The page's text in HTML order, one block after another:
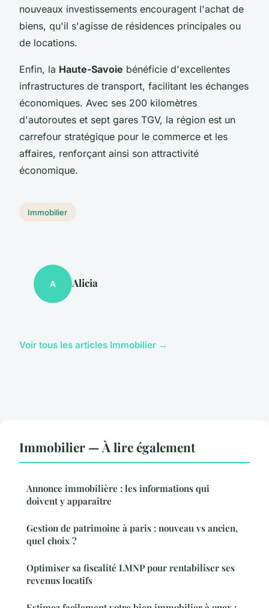
nouveaux investissements encouragent l'achat de
biens, qu'il s'agisse de résidences principales ou
de locations.
Enfin, la Haute-Savoie bénéficie d'excellentes
infrastructures de transport, facilitant les échanges
économiques. Avec ses 200 kilomètres
d'autoroutes et sept gares TGV, la région est un
carrefour stratégique pour le commerce et les
affaires, renforçant ainsi son attractivité
économique.
Immobilier
A Alicia
Voir tous les articles Immobilier →
Immobilier — À lire également
Annonce immobilière : les informations qui
doivent y apparaître
Gestion de patrimoine à paris : nouveau vs ancien,
quel choix ?
Optimiser sa fiscalité LMNP pour rentabiliser ses
revenus locatifs